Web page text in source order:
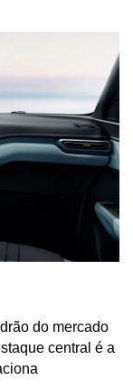
do mercado
central é a